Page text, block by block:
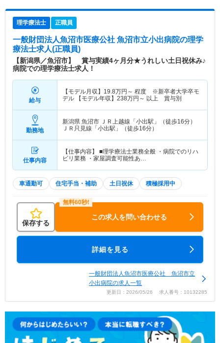
理学療法士 正職員
一般財団法人魚沼市医療公社 魚沼市立小出病院の理学
療法士求人(正職員)
【新潟県／魚沼市】 賞与実績4ヶ月分★うれしい土日祝休み♪
病院での理学療法士求人！
給与
【モデル月収】 19.8万円～ 程度 ※新卒者大学卒モ
デル 【モデル年収】 238万円～ 以上 賞与別
勤務地
新潟県 魚沼市 ＪＲ上越線「小出駅」（徒歩16分）
ＪＲ只見線「小出駅」（徒歩16分）
仕事内容
【仕事内容】 ■理学療法士業務全般 ・病院でのリハ
ビリ業務 ・家屋調査可能性あ…
車通勤可 住宅手当・補助 土日祝休 積極採用中
保存する
この求人を問い合わせる
詳細を見る
一般財団法人魚沼市医療公社 魚沼市立
小出病院の求人一覧
更新日：2026/05/26 求人番号：10132285